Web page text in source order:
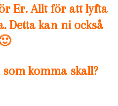
Er. Allt för att lyfta
Detta kan ni också
som komma skall?